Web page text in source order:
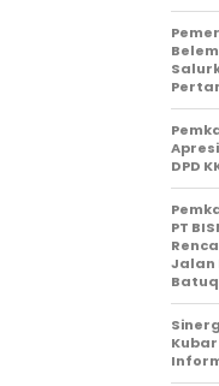
DPD
PT
Jalan
Batuq